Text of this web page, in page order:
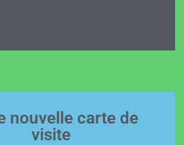
nouvelle carte de
visite